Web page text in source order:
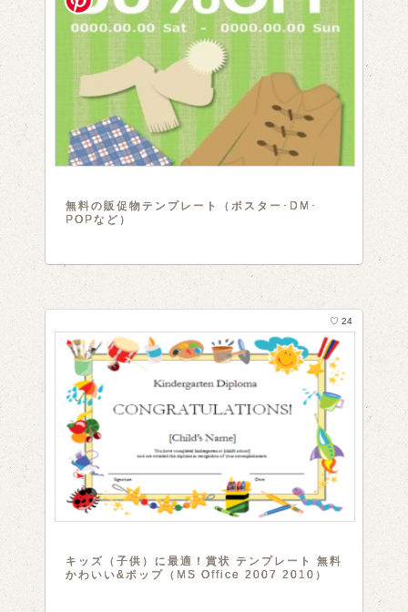
無料の販促物テンプレート（ポスター･DM･
POPなど）
キッズ（子供）に最適！賞状 テンプレート 無料
かわいい&ポップ（MS Office 2007 2010）
♡ 24